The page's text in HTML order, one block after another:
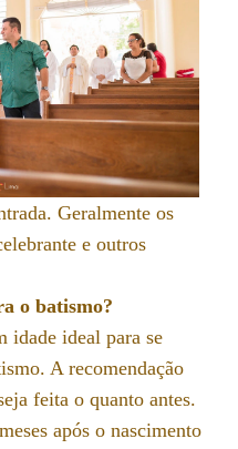
Geralmente os
e outros
o batismo?
idade ideal para se
A recomendação
feita o quanto antes.
após o nascimento